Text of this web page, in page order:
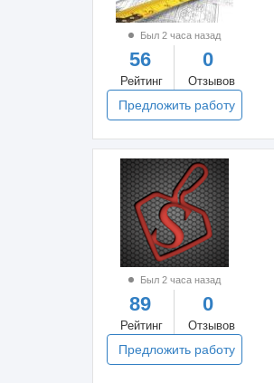
Был 2 часа назад
56
Рейтинг
0
Отзывов
Предложить работу
Был 2 часа назад
89
Рейтинг
0
Отзывов
Предложить работу